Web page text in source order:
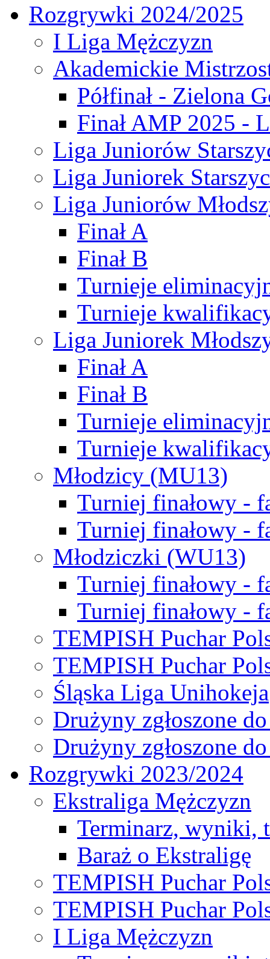
Rozgrywki 2024/2025
I Liga Mężczyzn
Akademickie
Półfinał - Zielona
Finał AMP 2025 -
Liga Juniorów
Liga Juniorek
Liga Juniorów
Finał A
Finał B
Turnieje
Turnieje
Liga Juniorek
Finał A
Finał B
Turnieje
Turnieje
Młodzicy (MU13)
Turniej finałowy -
Turniej finałowy -
Młodziczki (WU13)
Turniej finałowy -
Turniej finałowy -
TEMPISH Puchar
TEMPISH Puchar
Śląska Liga Unihokeja
Drużyny zgłoszone
Drużyny zgłoszone
Rozgrywki 2023/2024
Ekstraliga Mężczyzn
Terminarz, wyniki,
Baraż o Ekstraligę
TEMPISH Puchar
TEMPISH Puchar
I Liga Mężczyzn